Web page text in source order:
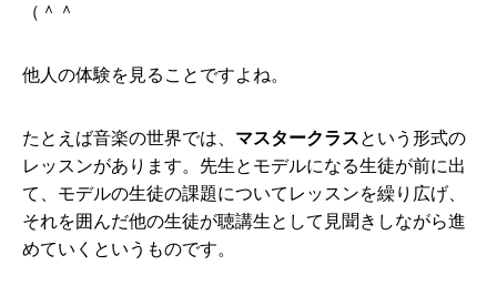
（＾＾
他人の体験を見ることですよね。
たとえば音楽の世界では、 マスタークラスという形式の
レッスンがあります。先生とモデルになる生徒が前に出
て、モデルの生徒の課題についてレッスンを繰り広げ、
それを囲んだ他の生徒が聴講生として見聞きしながら進
めていくというものです。